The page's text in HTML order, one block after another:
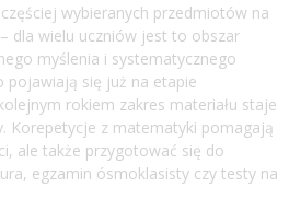
wybieranych przedmiotów na
dla wielu uczniów jest to obszar
myślenia i systematycznego
pojawiają się już na etapie
rokiem zakres materiału staje
Korepetycje z matematyki pomagają
ale także przygotować się do
egzamin ósmoklasisty czy testy na